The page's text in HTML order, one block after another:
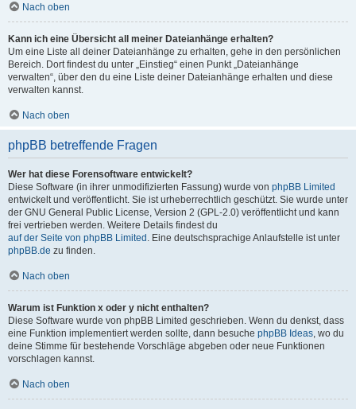
Nach oben
Kann ich eine Übersicht all meiner Dateianhänge erhalten?
Um eine Liste all deiner Dateianhänge zu erhalten, gehe in den persönlichen
Bereich. Dort findest du unter „Einstieg“ einen Punkt „Dateianhänge
verwalten“, über den du eine Liste deiner Dateianhänge erhalten und diese
verwalten kannst.
Nach oben
phpBB betreffende Fragen
Wer hat diese Forensoftware entwickelt?
Diese Software (in ihrer unmodifizierten Fassung) wurde von phpBB Limited
entwickelt und veröffentlicht. Sie ist urheberrechtlich geschützt. Sie wurde unter
der GNU General Public License, Version 2 (GPL-2.0) veröffentlicht und kann
frei vertrieben werden. Weitere Details findest du
auf der Seite von phpBB Limited . Eine deutschsprachige Anlaufstelle ist unter
phpBB.de zu finden.
Nach oben
Warum ist Funktion x oder y nicht enthalten?
Diese Software wurde von phpBB Limited geschrieben. Wenn du denkst, dass
eine Funktion implementiert werden sollte, dann besuche phpBB Ideas , wo du
deine Stimme für bestehende Vorschläge abgeben oder neue Funktionen
vorschlagen kannst.
Nach oben